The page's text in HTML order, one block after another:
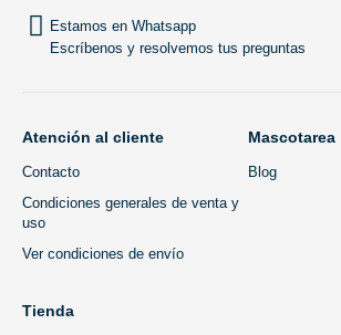
Estamos en Whatsapp
Escríbenos y resolvemos tus preguntas
Atención al cliente
Contacto
Condiciones generales de venta y
uso
Ver condiciones de envío
Mascotarea
Blog
Tienda